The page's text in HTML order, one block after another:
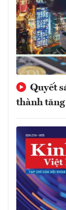
Quyết
thành